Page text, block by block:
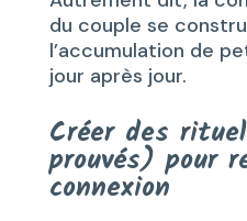
du couple se
l’accumulation de
jour après jour.
Créer des
prouvés) pour
connexion